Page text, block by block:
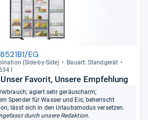
EG
(Side-​by-​Side)
Bau­art: Stand­ge­rät
l
Favorit, Unsere Empfehlung
agiert sehr geräuscharm;
Spender für Wasser und Eis; beherrscht
lässt sich in den Urlaubsmodus versetzen.
durch unsere Redaktion.